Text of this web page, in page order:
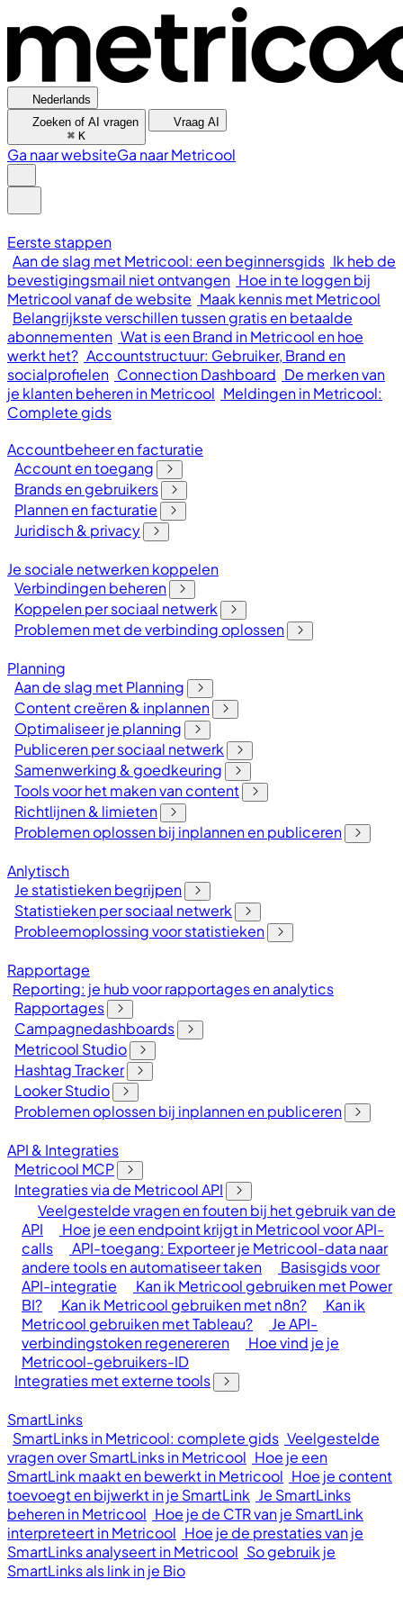
Nederlands
Zoeken of AI vragen
⌘ K
Vraag AI
Ga naar websiteGa naar Metricool
Eerste stappen
Aan de slag met Metricool: een beginnersgids Ik heb de
bevestigingsmail niet ontvangen Hoe in te loggen bij
Metricool vanaf de website Maak kennis met Metricool
Belangrijkste verschillen tussen gratis en betaalde
abonnementen Wat is een Brand in Metricool en hoe
werkt het? Accountstructuur: Gebruiker, Brand en
socialprofielen Connection Dashboard De merken van
je klanten beheren in Metricool Meldingen in Metricool:
Complete gids
Accountbeheer en facturatie
Account en toegang
Brands en gebruikers
Plannen en facturatie
Juridisch & privacy
Je sociale netwerken koppelen
Verbindingen beheren
Koppelen per sociaal netwerk
Problemen met de verbinding oplossen
Planning
Aan de slag met Planning
Content creëren & inplannen
Optimaliseer je planning
Publiceren per sociaal netwerk
Samenwerking & goedkeuring
Tools voor het maken van content
Richtlijnen & limieten
Problemen oplossen bij inplannen en publiceren
Anlytisch
Je statistieken begrijpen
Statistieken per sociaal netwerk
Probleemoplossing voor statistieken
Rapportage
Reporting: je hub voor rapportages en analytics
Rapportages
Campagnedashboards
Metricool Studio
Hashtag Tracker
Looker Studio
Problemen oplossen bij inplannen en publiceren
API & Integraties
Metricool MCP
Integraties via de Metricool API
Veelgestelde vragen en fouten bij het gebruik van de
API
Hoe je een endpoint krijgt in Metricool voor API-
calls
API-toegang: Exporteer je Metricool-data naar
andere tools en automatiseer taken
Basisgids voor
API-integratie
Kan ik Metricool gebruiken met Power
BI?
Kan ik Metricool gebruiken met n8n?
Kan ik
Metricool gebruiken met Tableau?
Je API-
verbindingstoken regenereren
Hoe vind je je
Metricool-gebruikers-ID
Integraties met externe tools
SmartLinks
SmartLinks in Metricool: complete gids Veelgestelde
vragen over SmartLinks in Metricool Hoe je een
SmartLink maakt en bewerkt in Metricool Hoe je content
toevoegt en bijwerkt in je SmartLink Je SmartLinks
beheren in Metricool Hoe je de CTR van je SmartLink
interpreteert in Metricool Hoe je de prestaties van je
SmartLinks analyseert in Metricool So gebruik je
SmartLinks als link in je Bio